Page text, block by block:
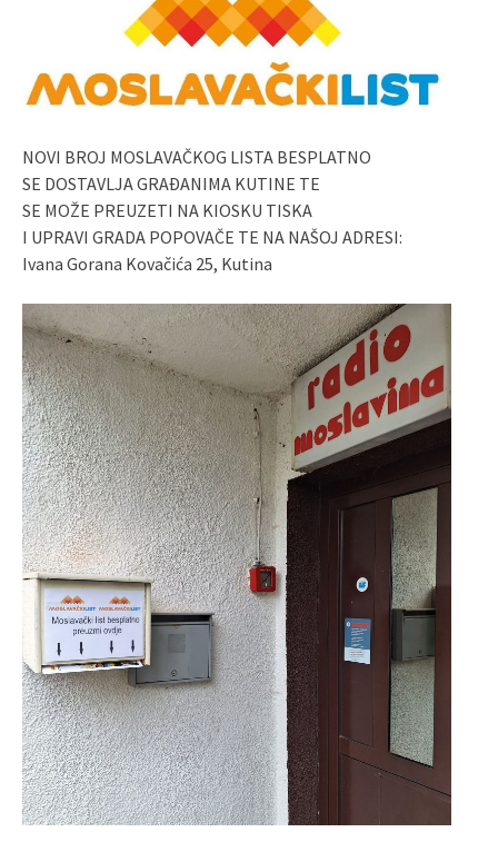
NOVI BROJ MOSLAVAČKOG LISTA BESPLATNO
SE DOSTAVLJA GRAĐANIMA KUTINE TE
SE MOŽE PREUZETI NA KIOSKU TISKA
I UPRAVI GRADA POPOVAČE TE NA NAŠOJ ADRESI:
Ivana Gorana Kovačića 25, Kutina